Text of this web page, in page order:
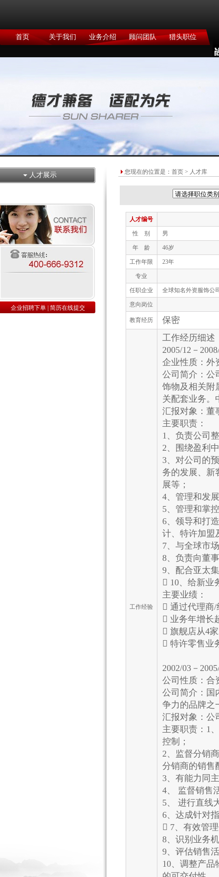
首页 关于我们 业务介绍 顾问团队 猎头职位
人才展示
企业招聘下单 简历在线提交
您现在的位置是： 首页 > 人才库
人才编号
性 别 男
年 龄 46岁
工作年限 23年
专业
任职企业 全球知名外资服饰公
意向岗位
教育经历 保密
工作经验
工作经历细述
2005/12－
企业性质：外
公司简介：公
饰物及相关附
关配套业务。
汇报对象：董
主要职责：
1、负责公司
2、围绕盈利
3、对公司的
务的发展、新
展等；
4、管理和发
5、管理和掌
6、领导和打
计、特许加盟
7、与全球市
8、负责向董
9、配合亚太
 10、给新业
主要业绩：
 通过代理商
 业务年增长
 旗舰店从4
 特许零售业
2002/03－
公司性质：合
公司简介：国
争力的品牌之
汇报对象：公
主要职责：1
控制；
2、监督分销
分销商的销售
3、有能力同
4、 监督销售
5、 进行直线
6、达成针对
 7、有效管
8、识别业务
9、评估销售
10、调整产